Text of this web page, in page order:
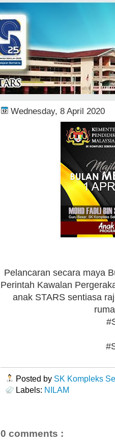
Wednesday, 8 April 2020
Pelancaran secara maya
Perintah Kawalan
anak STARS sentiasa
Posted by SK Kompleks
Labels: NILAM
0 comments :